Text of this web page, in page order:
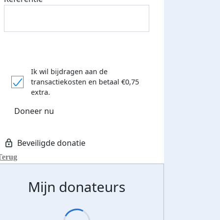
Ik wil bijdragen aan de
transactiekosten en betaal €0,75
extra.
Doneer nu
Mijn donateurs